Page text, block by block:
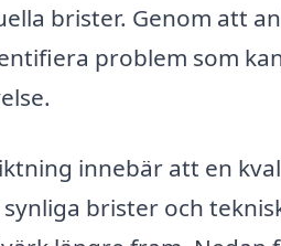
brister. Genom att
problem som
innebär att en
brister och